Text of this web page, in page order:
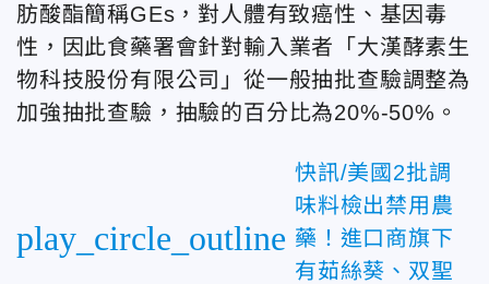
肪酸酯簡稱GEs，對人體有致癌性、基因毒
性，因此食藥署會針對輸入業者「大漢酵素生
物科技股份有限公司」從一般抽批查驗調整為
加強抽批查驗，抽驗的百分比為20%-50%。
play_circle_outline
快訊/美國2批調
味料檢出禁用農
藥！進口商旗下
有茹絲葵、双聖